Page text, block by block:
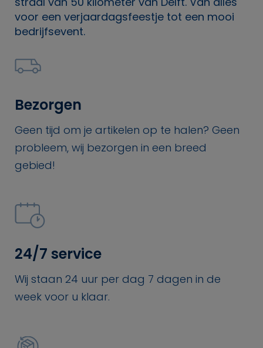
voor een verjaardagsfeestje tot een mooi
bedrijfsevent.
Bezorgen
Geen tijd om je artikelen op te halen? Geen
probleem, wij bezorgen in een breed
gebied!
24/7 service
Wij staan 24 uur per dag 7 dagen in de
week voor u klaar.